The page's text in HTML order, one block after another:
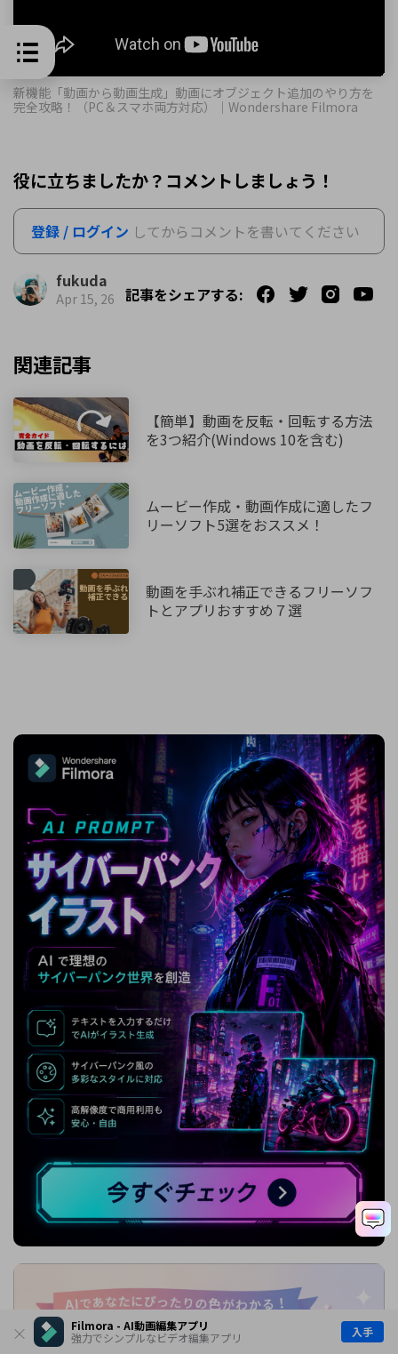
Filmora - AI動画編集アプリ
強力でシンプルなビデオ編集アプリ
入手
新機能「動画から動画生成」動画にオブジェクト追加のやり方を
完全攻略！（PC＆スマホ両方対応）｜Wondershare Filmora
役に立ちましたか？コメントしましょう！
登録 / ログイン してからコメントを書いてください
fukuda
Apr 15, 26 記事をシェアする:
関連記事
【簡単】動画を反転・回転する方法
を3つ紹介(Windows 10を含む)
ムービー作成・動画作成に適したフ
リーソフト5選をおススメ！
動画を手ぶれ補正できるフリーソフ
トとアプリおすすめ７選